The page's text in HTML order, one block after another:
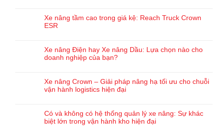
Xe nâng tầm cao trong giá kệ: Reach Truck Crown
ESR
Xe nâng Điện hay Xe nâng Dầu: Lựa chọn nào cho
doanh nghiệp của bạn?
Xe nâng Crown – Giải pháp nâng hạ tối ưu cho chuỗi
vận hành logistics hiện đại
Có và không có hệ thống quản lý xe nâng: Sự khác
biệt lớn trong vận hành kho hiện đại